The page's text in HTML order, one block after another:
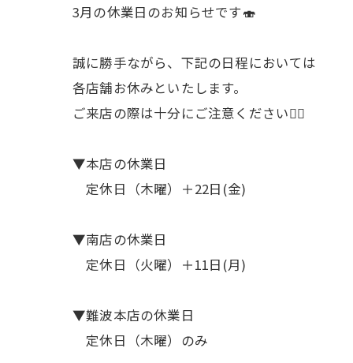
3月の休業日のお知らせです🍣
誠に勝手ながら、下記の日程においては
各店舗お休みといたします。
ご来店の際は十分にご注意ください🙇‍♀️
▼本店の休業日
定休日（木曜）＋22日(金)
▼南店の休業日
定休日（火曜）＋11日(月)
▼難波本店の休業日
定休日（木曜）のみ